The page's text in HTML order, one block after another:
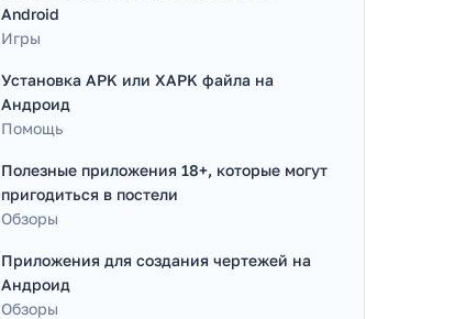
Android
Игры
Установка APK или XAPK файла на
Андроид
Помощь
Полезные приложения 18+, которые могут
пригодиться в постели
Обзоры
Приложения для создания чертежей на
Андроид
Обзоры